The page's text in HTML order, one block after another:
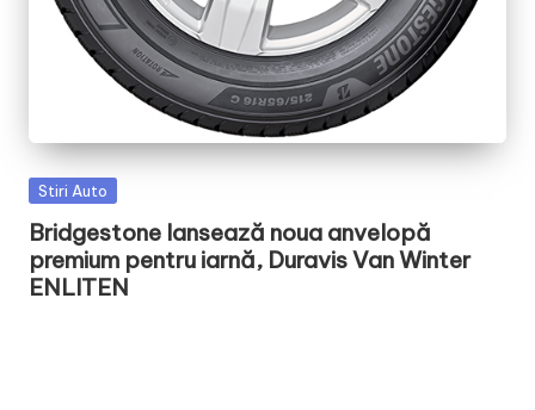
Posted
Stiri Auto
Bridgestone lansează noua anvelopă
premium pentru iarnă, Duravis Van Winter
ENLITEN